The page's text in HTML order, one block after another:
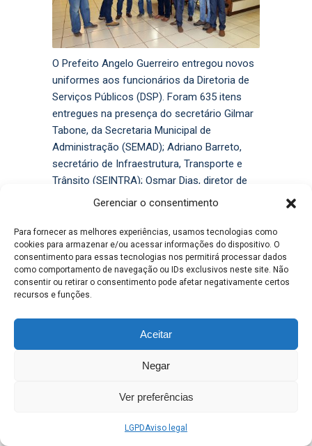
Gerenciar o consentimento
Para fornecer as melhores experiências, usamos tecnologias como
cookies para armazenar e/ou acessar informações do dispositivo. O
consentimento para essas tecnologias nos permitirá processar dados
como comportamento de navegação ou IDs exclusivos neste site. Não
consentir ou retirar o consentimento pode afetar negativamente certos
recursos e funções.
Aceitar
Negar
Ver preferências
LGPDAviso legal
O Prefeito Angelo Guerreiro entregou novos
uniformes aos funcionários da Diretoria de
Serviços Públicos (DSP). Foram 635 itens
entregues na presença do secretário Gilmar
Tabone, da Secretaria Municipal de
Administração (SEMAD); Adriano Barreto,
secretário de Infraestrutura, Transporte e
Trânsito (SEINTRA); Osmar Dias, diretor de
Serviços Públicos (DSP); e Tarsis Muniz,
Leia mais
Servidores tomam
posse para trabalhar na